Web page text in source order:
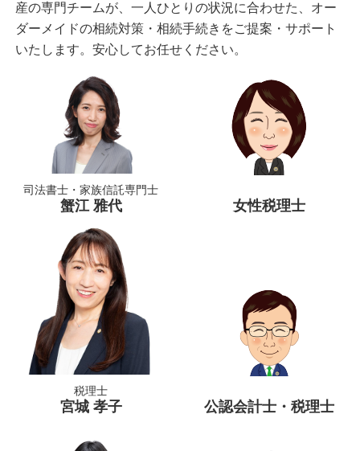
産の専門チームが、一人ひとりの状況に合わせた、オー
ダーメイドの相続対策・相続手続きをご提案・サポート
いたします。安心してお任せください。
司法書士・家族信託専門士
蟹江 雅代 女性税理士
税理士
宮城 孝子 公認会計士・税理士